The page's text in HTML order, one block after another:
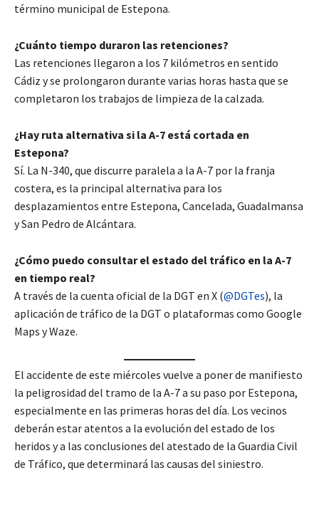
término municipal de Estepona.
¿Cuánto tiempo duraron las retenciones?
Las retenciones llegaron a los 7 kilómetros en sentido
Cádiz y se prolongaron durante varias horas hasta que se
completaron los trabajos de limpieza de la calzada.
¿Hay ruta alternativa si la A-7 está cortada en
Estepona?
Sí. La N-340, que discurre paralela a la A-7 por la franja
costera, es la principal alternativa para los
desplazamientos entre Estepona, Cancelada, Guadalmansa
y San Pedro de Alcántara.
¿Cómo puedo consultar el estado del tráfico en la A-7
en tiempo real?
A través de la cuenta oficial de la DGT en X (@DGTes), la
aplicación de tráfico de la DGT o plataformas como Google
Maps y Waze.
El accidente de este miércoles vuelve a poner de manifiesto
la peligrosidad del tramo de la A-7 a su paso por Estepona,
especialmente en las primeras horas del día. Los vecinos
deberán estar atentos a la evolución del estado de los
heridos y a las conclusiones del atestado de la Guardia Civil
de Tráfico, que determinará las causas del siniestro.